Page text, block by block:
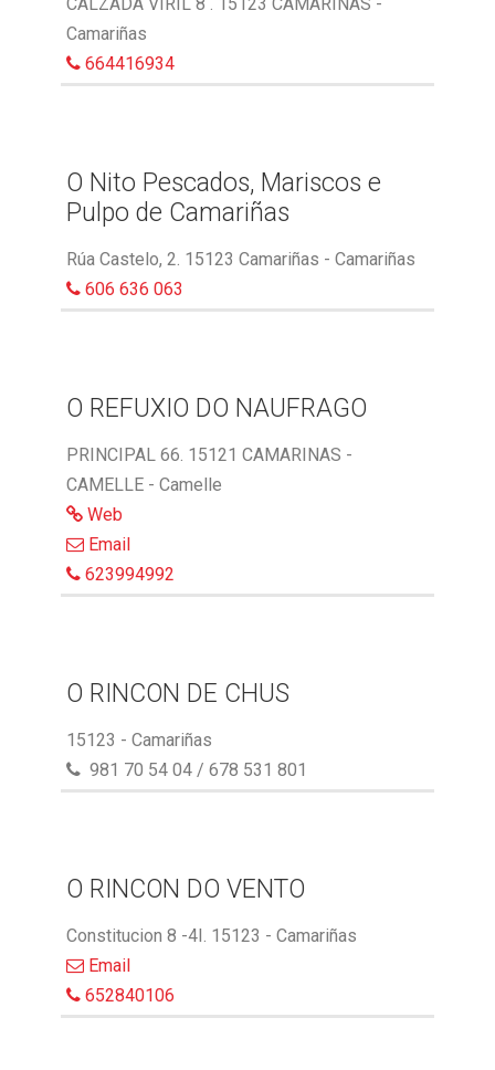
Camariñas
664416934
O Nito Pescados, Mariscos e
Pulpo de Camariñas
Rúa Castelo, 2. 15123 Camariñas - Camariñas
606 636 063
O REFUXIO DO NAUFRAGO
PRINCIPAL 66. 15121 CAMARINAS -
CAMELLE - Camelle
Web
Email
623994992
O RINCON DE CHUS
15123 - Camariñas
981 70 54 04 / 678 531 801
O RINCON DO VENTO
Constitucion 8 -4I. 15123 - Camariñas
Email
652840106